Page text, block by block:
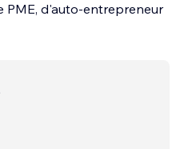
PME, d'auto-entrepreneur